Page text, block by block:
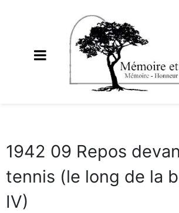
1942 09 Repos
tennis (le long de la
IV)